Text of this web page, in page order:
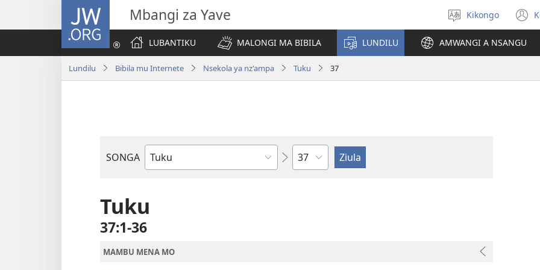
JW.ORG Mbangi za Yave
Sola
ndinga
Kikongo
LUBANTIKU
MALONGI MA BIBILA LUNDILU AMWANGI A NSANGU
Lundilu Bibila mu Internete Nsekola ya nz'ampa Tuku 37
SONGA
Bible
Kapu
Tuku
37:1-36
MAMBU MENA MO